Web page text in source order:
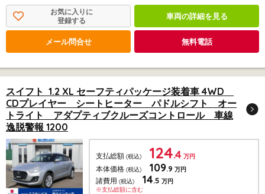
お気に入りに
登録する
車両の詳細を見る
メール問合せ 無料電話
スイフト 1.2 XL セーフティパッケージ装着車 4WD
CDプレイヤー シートヒーター パドルシフト オー
トライト アダプティブクルーズコントロール 車線
逸脱警報 1200
支払総額 (税込) 124.4 万円
本体価格 (税込) 109.9 万円
諸費用 (税込) 14.5 万円
※支払総額に含む